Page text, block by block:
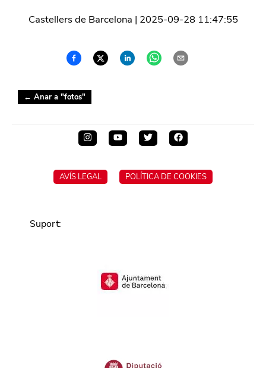
Castellers de Barcelona | 2025-09-28 11:47:55
← Anar a "fotos"
AVÍS LEGAL POLÍTICA DE COOKIES
Suport: